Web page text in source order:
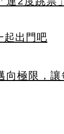
起出門吧
向極限，讓